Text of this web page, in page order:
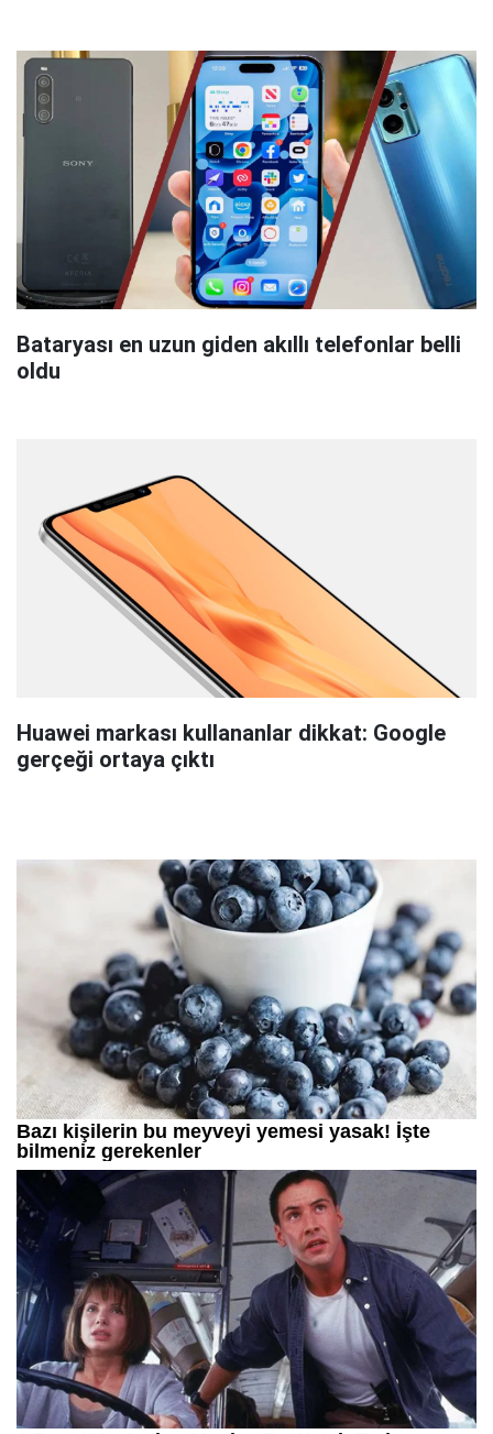
Bataryası en uzun giden akıllı telefonlar belli
oldu
Huawei markası kullananlar dikkat: Google
gerçeği ortaya çıktı